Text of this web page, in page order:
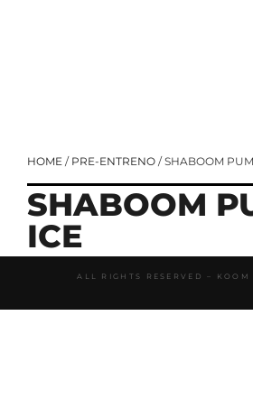
HOME / PRE-ENTRENO / SHABOOM
SHABOOM
ICE
bombeo y vasodilatación.
3000 mg de Beta-Alanina
ALL RIGHTS RESERVED – KOOM